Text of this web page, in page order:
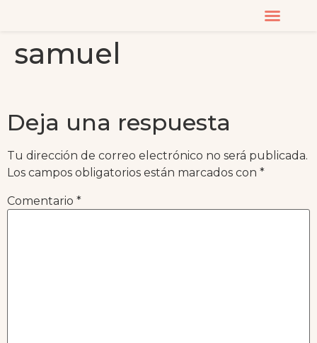
samuel
Deja una respuesta
Tu dirección de correo electrónico no será publicada.
Los campos obligatorios están marcados con *
Comentario *